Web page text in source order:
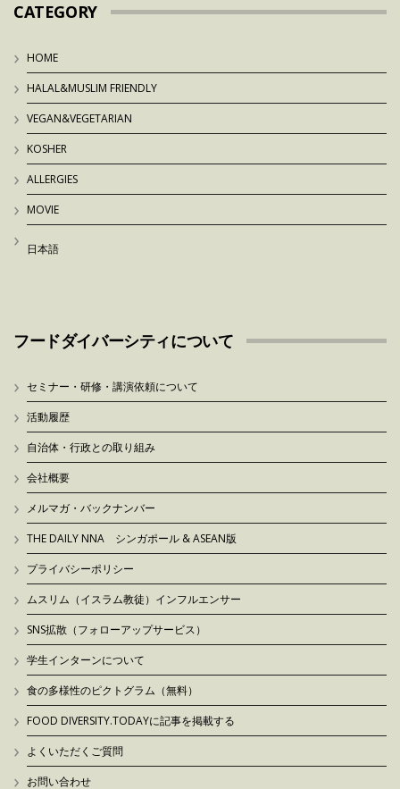
CATEGORY
HOME
HALAL&MUSLIM FRIENDLY
VEGAN&VEGETARIAN
KOSHER
ALLERGIES
MOVIE
日本語
フードダイバーシティについて
セミナー・研修・講演依頼について
活動履歴
自治体・行政との取り組み
会社概要
メルマガ・バックナンバー
THE DAILY NNA シンガポール & ASEAN版
プライバシーポリシー
ムスリム（イスラム教徒）インフルエンサー
SNS拡散（フォローアップサービス）
学生インターンについて
食の多様性のピクトグラム（無料）
FOOD DIVERSITY.TODAYに記事を掲載する
よくいただくご質問
お問い合わせ